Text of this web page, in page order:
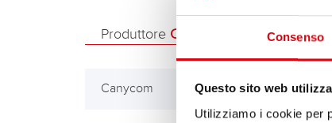
Consenso
Questo sito web
Utilizziamo i cookie per
Produttore C
Canycom